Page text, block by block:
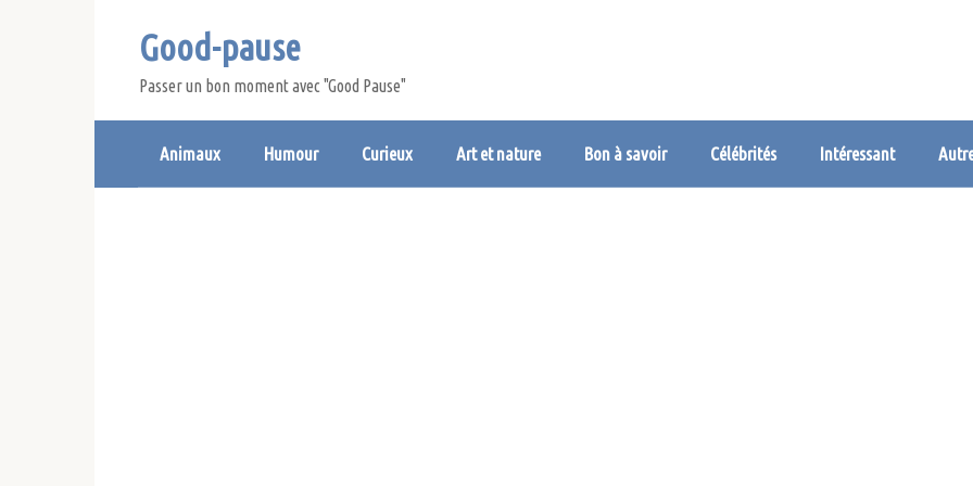
Good-pause
Passer un bon moment avec "Good Pause"
Animaux Humour Curieux Art et nature Bon à savoir Célébrités Intéressant